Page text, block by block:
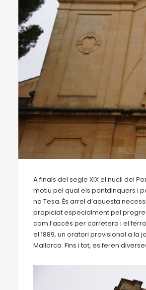
A finals del segle XIX el nucli del
motiu pel qual els pontdinquers i
na Tesa. És arrel d’aquesta
propiciat especialment pel
com l’accés per carretera i el
el 1889, un oratori provisional a la
Mallorca. Fins i tot, es feren